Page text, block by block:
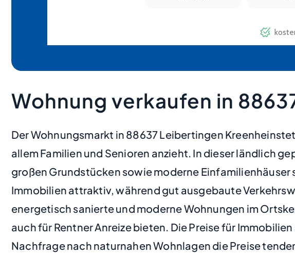
Wohnung verkaufen in
Der Wohnungsmarkt in 88637 Leibertingen
allem Familien und Senioren anzieht. In dieser ländlich
großen Grundstücken sowie moderne Einfamilienhäuser
Immobilien attraktiv, während gut ausgebaute
energetisch sanierte und moderne Wohnungen im
auch für Rentner Anreize bieten. Die Preise für
Nachfrage nach naturnahen Wohnlagen die Preise